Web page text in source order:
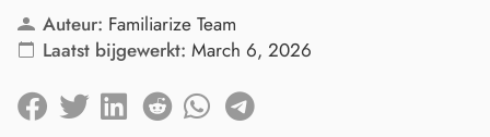
Auteur: Familiarize Team
Laatst bijgewerkt: March 6, 2026